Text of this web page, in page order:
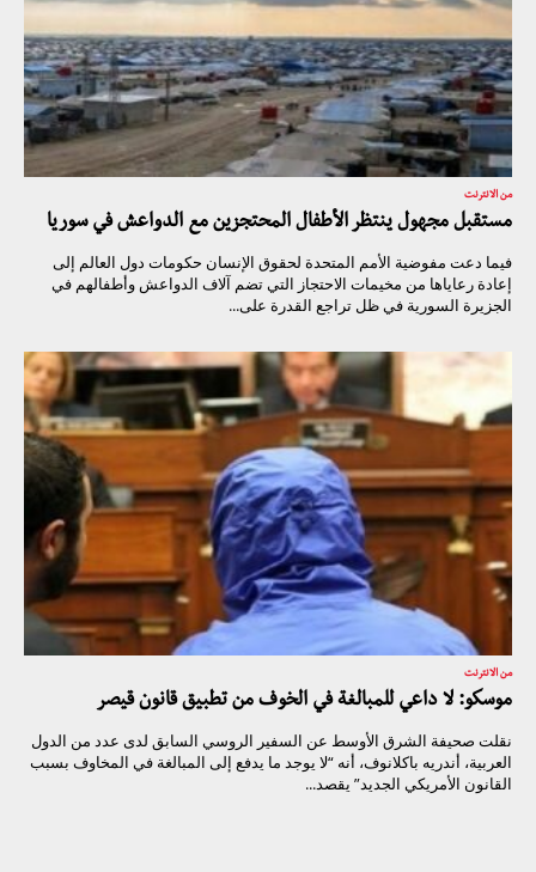
من الانترنت
مستقبل مجهول ينتظر الأطفال المحتجزين مع الدواعش في سوريا
فيما دعت مفوضية الأمم المتحدة لحقوق الإنسان حكومات دول العالم إلى
إعادة رعاياها من مخيمات الاحتجاز التي تضم آلاف الدواعش وأطفالهم في
الجزيرة السورية في ظل تراجع القدرة على...
من الانترنت
موسكو: لا داعي للمبالغة في الخوف من تطبيق قانون قيصر
نقلت صحيفة الشرق الأوسط عن السفير الروسي السابق لدى عدد من الدول
العربية، أندريه باكلانوف، أنه “لا يوجد ما يدفع إلى المبالغة في المخاوف بسبب
القانون الأمريكي الجديد” يقصد...